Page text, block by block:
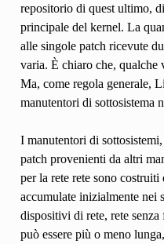
repositorio di quest ultimo,
principale del kernel. La
alle singole patch ricevute
varia. È chiaro che, qualche
Ma, come regola generale,
manutentori di sottosistema
I manutentori di
patch provenienti da altri
per la rete rete sono
accumulate inizialmente nei
dispositivi di rete, rete
può essere più o meno